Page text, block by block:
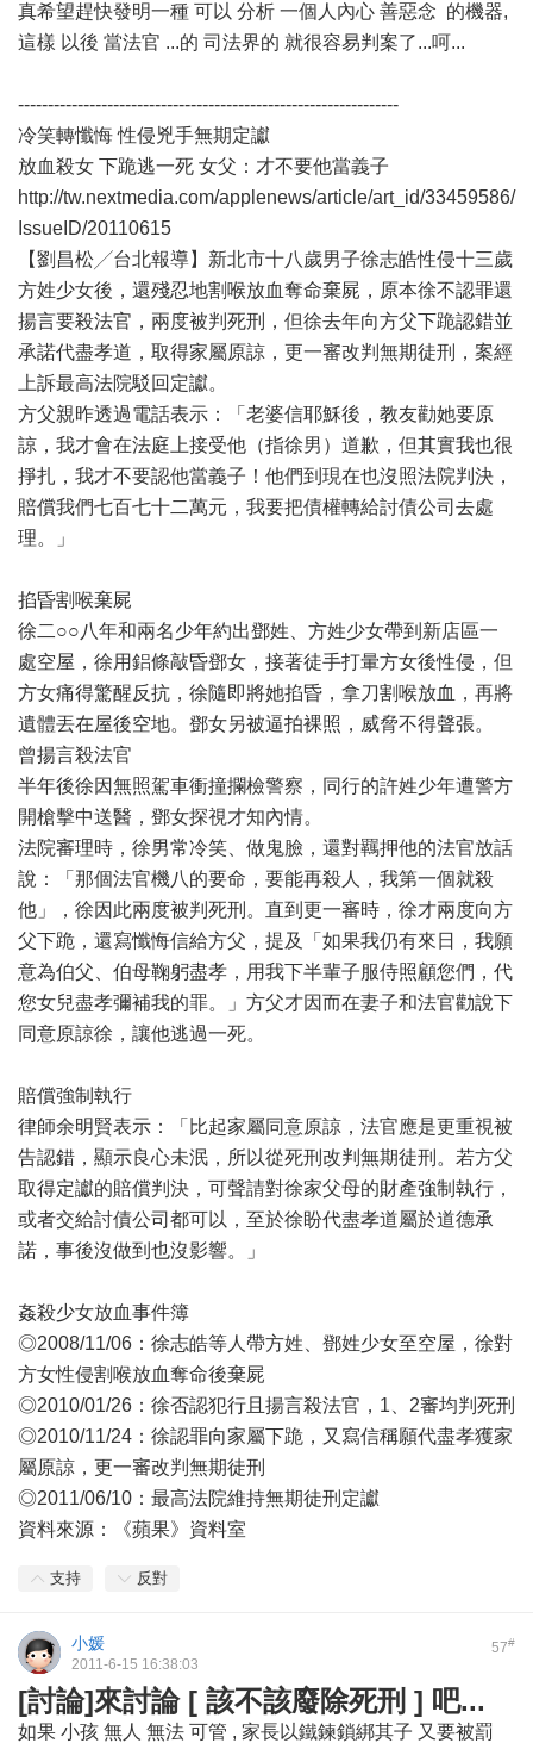
真希望趕快發明一種 可以 分析 一個人內心 善惡念 的機器,
這樣 以後 當法官 ...的 司法界的 就很容易判案了...呵...
----------------------------------------------------------------
冷笑轉懺悔 性侵兇手無期定讞
放血殺女 下跪逃一死 女父：才不要他當義子
http://tw.nextmedia.com/applenews/article/art_id/33459586/
IssueID/20110615
【劉昌松╱台北報導】新北市十八歲男子徐志皓性侵十三歲
方姓少女後，還殘忍地割喉放血奪命棄屍，原本徐不認罪還
揚言要殺法官，兩度被判死刑，但徐去年向方父下跪認錯並
承諾代盡孝道，取得家屬原諒，更一審改判無期徒刑，案經
上訴最高法院駁回定讞。
方父親昨透過電話表示：「老婆信耶穌後，教友勸她要原
諒，我才會在法庭上接受他（指徐男）道歉，但其實我也很
掙扎，我才不要認他當義子！他們到現在也沒照法院判決，
賠償我們七百七十二萬元，我要把債權轉給討債公司去處
理。」
掐昏割喉棄屍
徐二○○八年和兩名少年約出鄧姓、方姓少女帶到新店區一
處空屋，徐用鋁條敲昏鄧女，接著徒手打暈方女後性侵，但
方女痛得驚醒反抗，徐隨即將她掐昏，拿刀割喉放血，再將
遺體丟在屋後空地。鄧女另被逼拍裸照，威脅不得聲張。
曾揚言殺法官
半年後徐因無照駕車衝撞攔檢警察，同行的許姓少年遭警方
開槍擊中送醫，鄧女探視才知內情。
法院審理時，徐男常冷笑、做鬼臉，還對羈押他的法官放話
說：「那個法官機八的要命，要能再殺人，我第一個就殺
他」，徐因此兩度被判死刑。直到更一審時，徐才兩度向方
父下跪，還寫懺悔信給方父，提及「如果我仍有來日，我願
意為伯父、伯母鞠躬盡孝，用我下半輩子服侍照顧您們，代
您女兒盡孝彌補我的罪。」方父才因而在妻子和法官勸說下
同意原諒徐，讓他逃過一死。
賠償強制執行
律師余明賢表示：「比起家屬同意原諒，法官應是更重視被
告認錯，顯示良心未泯，所以從死刑改判無期徒刑。若方父
取得定讞的賠償判決，可聲請對徐家父母的財產強制執行，
或者交給討債公司都可以，至於徐盼代盡孝道屬於道德承
諾，事後沒做到也沒影響。」
姦殺少女放血事件簿
◎2008/11/06：徐志皓等人帶方姓、鄧姓少女至空屋，徐對
方女性侵割喉放血奪命後棄屍
◎2010/01/26：徐否認犯行且揚言殺法官，1、2審均判死刑
◎2010/11/24：徐認罪向家屬下跪，又寫信稱願代盡孝獲家
屬原諒，更一審改判無期徒刑
◎2011/06/10：最高法院維持無期徒刑定讞
資料來源：《蘋果》資料室
支持 反對
57#
小媛
2011-6-15 16:38:03
[討論]來討論 [ 該不該廢除死刑 ] 吧...
如果 小孩 無人 無法 可管 , 家長以鐵鍊鎖綁其子 又要被罰